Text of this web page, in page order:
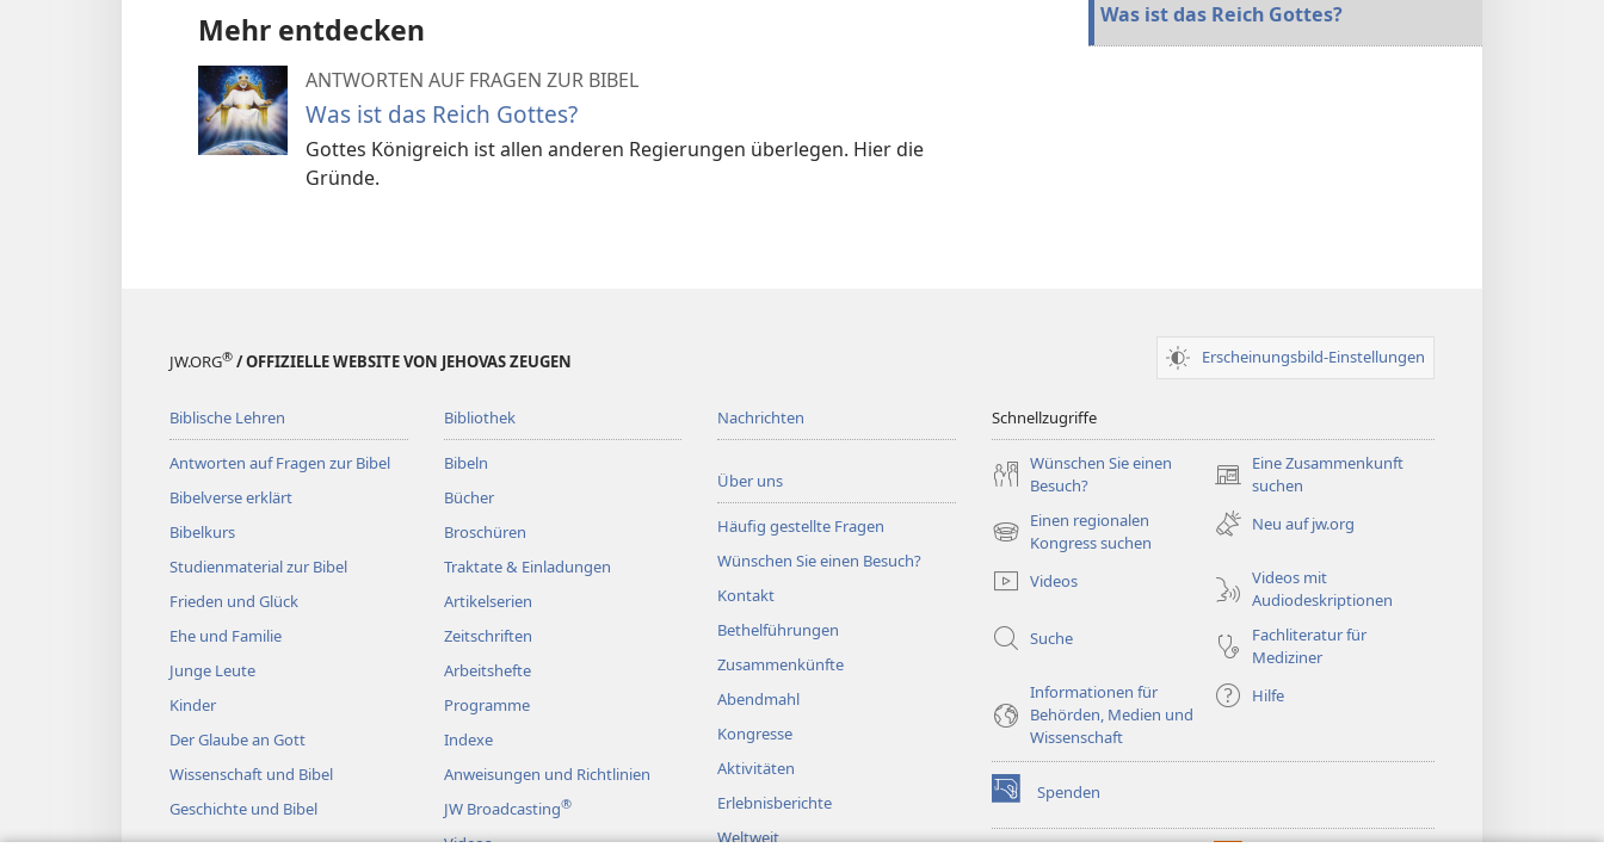
Mehr entdecken
ANTWORTEN AUF FRAGEN ZUR BIBEL
Was ist das Reich Gottes?
Gottes Königreich ist allen anderen Regierungen überlegen. Hier die
Gründe.
Was ist das Reich Gottes?
JW.ORG® / OFFIZIELLE WEBSITE VON JEHOVAS ZEUGEN Erscheinungsbild-Einstellungen
Biblische Lehren
Antworten auf Fragen zur Bibel
Bibelverse erklärt
Bibelkurs
Studienmaterial zur Bibel
Frieden und Glück
Ehe und Familie
Junge Leute
Kinder
Der Glaube an Gott
Wissenschaft und Bibel
Geschichte und Bibel
Bibliothek
Bibeln
Bücher
Broschüren
Traktate & Einladungen
Artikelserien
Zeitschriften
Arbeitshefte
Programme
Indexe
Anweisungen und Richtlinien
JW Broadcasting®
Videos
Nachrichten
Über uns
Häufig gestellte Fragen
Wünschen Sie einen Besuch?
Kontakt
Bethelführungen
Zusammenkünfte
Abendmahl
Kongresse
Aktivitäten
Erlebnisberichte
Weltweit
Schnellzugriffe
Wünschen Sie einen
Besuch?
Eine Zusammenkunft
suchen
(öffnet
neues
Fenster)
Einen regionalen
Kongress suchen
(öffnet
Fenster)
Neu auf jw.org
Videos
Videos mit
Audiodeskriptionen
Suche
Fachliteratur für
Mediziner
Informationen für
Behörden, Medien und
Wissenschaft
Hilfe
Spenden
(öffnet
neues
Fenster)